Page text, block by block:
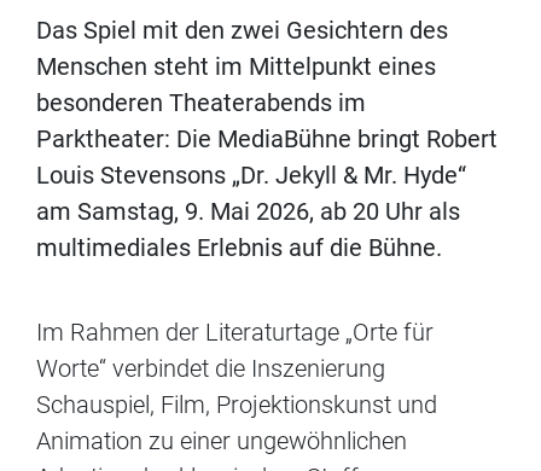
Das Spiel mit den zwei Gesichtern des
Menschen steht im Mittelpunkt eines
besonderen Theaterabends im
Parktheater: Die MediaBühne bringt Robert
Louis Stevensons „Dr. Jekyll & Mr. Hyde“
am Samstag, 9. Mai 2026, ab 20 Uhr als
multimediales Erlebnis auf die Bühne.
Im Rahmen der Literaturtage „Orte für
Worte“ verbindet die Inszenierung
Schauspiel, Film, Projektionskunst und
Animation zu einer ungewöhnlichen